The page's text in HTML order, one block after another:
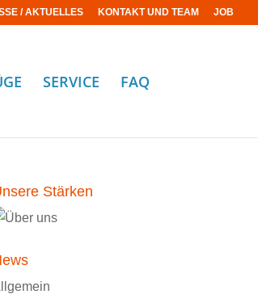
/ AKTUELLES KONTAKT UND TEAM JOB
SERVICE FAQ
Stärken